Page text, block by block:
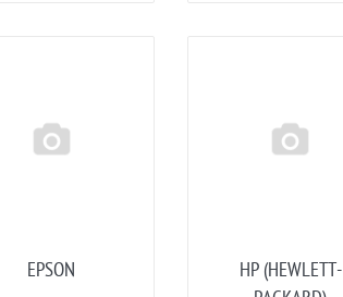
EPSON
HP (HEWLETT-